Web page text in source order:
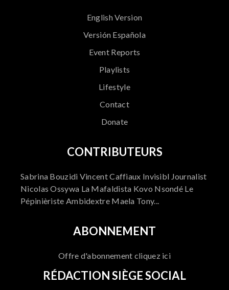
English Version
Versión Española
Event Reports
Playlists
Lifestyle
Contact
Donate
CONTRIBUTEURS
Sabrina Bouzidi Vincent Caffiaux Invisibl Journalist
Nicolas Ossywa La Mafaldista Kovo Nsondé Le
Pépinièriste Ambidextre Maela Tony...
ABONNEMENT
Offre d'abonnement cliquez ici
RÉDACTION SIÈGE SOCIAL